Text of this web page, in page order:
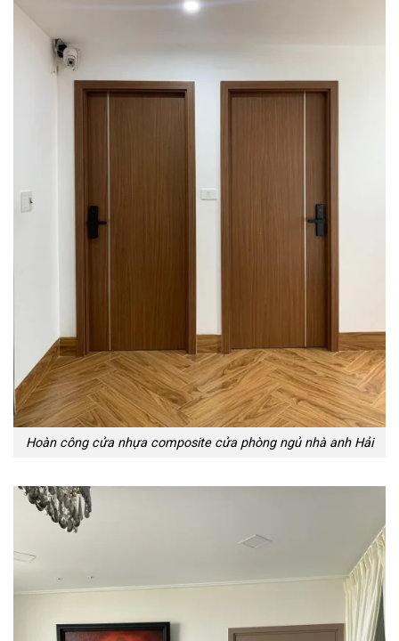
Hoàn công cửa nhựa composite cửa phòng ngủ nhà anh Hải